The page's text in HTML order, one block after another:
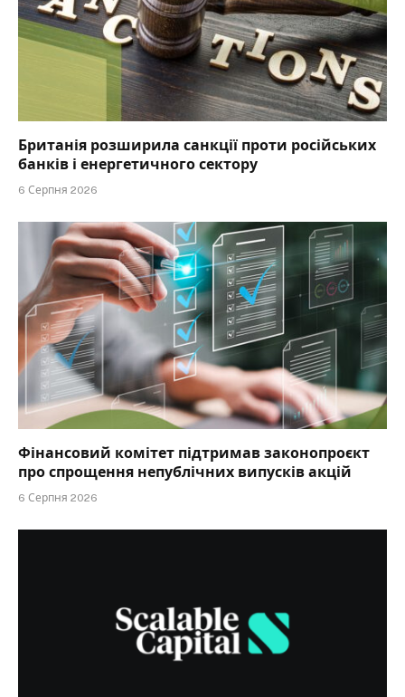
Британія розширила санкції проти російських
банків і енергетичного сектору
6 Серпня 2026
Фінансовий комітет підтримав законопроєкт
про спрощення непублічних випусків акцій
6 Серпня 2026